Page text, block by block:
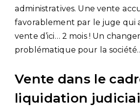
administratives. Une vente
favorablement par le juge qui
vente d’ici… 2 mois ! Un
problématique pour la
Vente dans le
liquidation